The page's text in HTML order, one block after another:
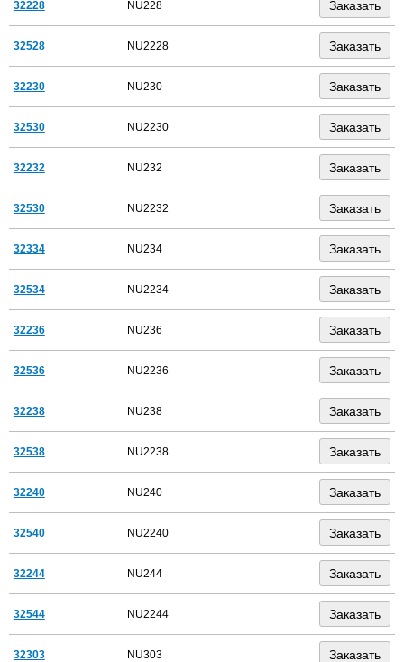
32228 NU228
32528 NU2228
32230 NU230
32530 NU2230
32232 NU232
32530 NU2232
32334 NU234
32534 NU2234
32236 NU236
32536 NU2236
32238 NU238
32538 NU2238
32240 NU240
32540 NU2240
32244 NU244
32544 NU2244
32303 NU303